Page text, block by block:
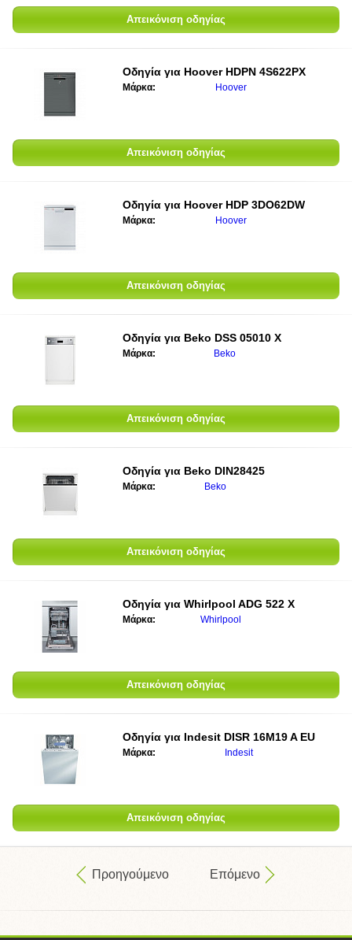
Απεικόνιση οδηγίας
Οδηγία για Hoover HDPN 4S622PX
Μάρκα: Hoover
Απεικόνιση οδηγίας
Οδηγία για Hoover HDP 3DO62DW
Μάρκα: Hoover
Απεικόνιση οδηγίας
Οδηγία για Beko DSS 05010 X
Μάρκα: Beko
Απεικόνιση οδηγίας
Οδηγία για Beko DIN28425
Μάρκα: Beko
Απεικόνιση οδηγίας
Οδηγία για Whirlpool ADG 522 X
Μάρκα: Whirlpool
Απεικόνιση οδηγίας
Οδηγία για Indesit DISR 16M19 A EU
Μάρκα: Indesit
Απεικόνιση οδηγίας
Προηγούμενο Επόμενο